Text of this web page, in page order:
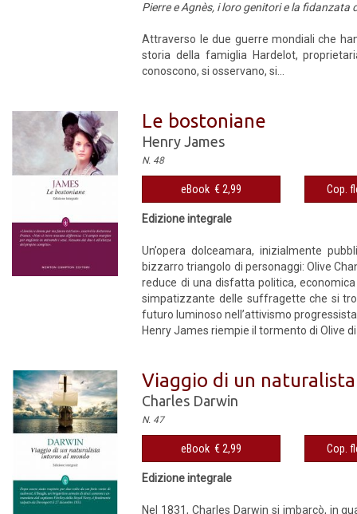
Pierre e Agnès, i loro genitori e la
Attraverso le due guerre mondiali che
storia della famiglia Hardelot,
conoscono, si osservano, si...
Le bostoniane
Henry James
N. 48
eBook € 2,99 Cop.
Edizione integrale
Un’opera dolceamara, inizialmente
bizzarro triangolo di personaggi: Olive
reduce di una disfatta politica,
simpatizzante delle suffragette che si
futuro luminoso nell’attivismo
Henry James riempie il tormento di Olive
Viaggio di un
Charles Darwin
N. 47
eBook € 2,99 Cop.
Edizione integrale
Nel 1831, Charles Darwin si imbarcò, in